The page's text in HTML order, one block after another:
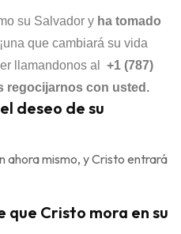
su Salvador y ha tomado
¡una que cambiará su vida
llamandonos al
+1 (787)
regocijarnos con usted.
deseo de su
ahora mismo, y Cristo entrará
que Cristo mora en su